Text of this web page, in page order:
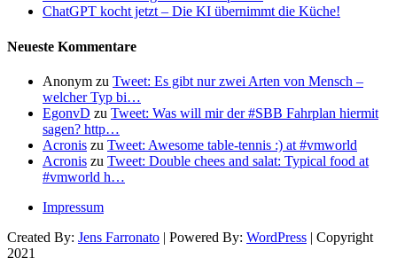
ChatGPT kocht jetzt – Die KI übernimmt die Küche!
Neueste Kommentare
Anonym zu Tweet: Es gibt nur zwei Arten von Mensch –
welcher Typ bi…
EgonvD zu Tweet: Was will mir der #SBB Fahrplan hiermit
sagen? http…
Acronis zu Tweet: Awesome table-tennis :) at #vmworld
Acronis zu Tweet: Double chees and salat: Typical food at
#vmworld h…
Impressum
Created By: Jens Farronato | Powered By: WordPress | Copyright
2021